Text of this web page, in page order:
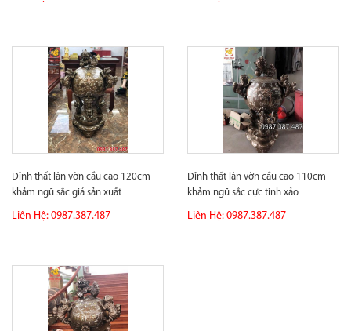
Đỉnh thất lân vờn cầu cao 120cm
khảm ngũ sắc giá sản xuất
Liên Hệ: 0987.387.487
Đỉnh thất lân vờn cầu cao 110cm
khảm ngũ sắc cực tinh xảo
Liên Hệ: 0987.387.487